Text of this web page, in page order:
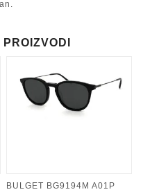
BULGET BG9194M A01P